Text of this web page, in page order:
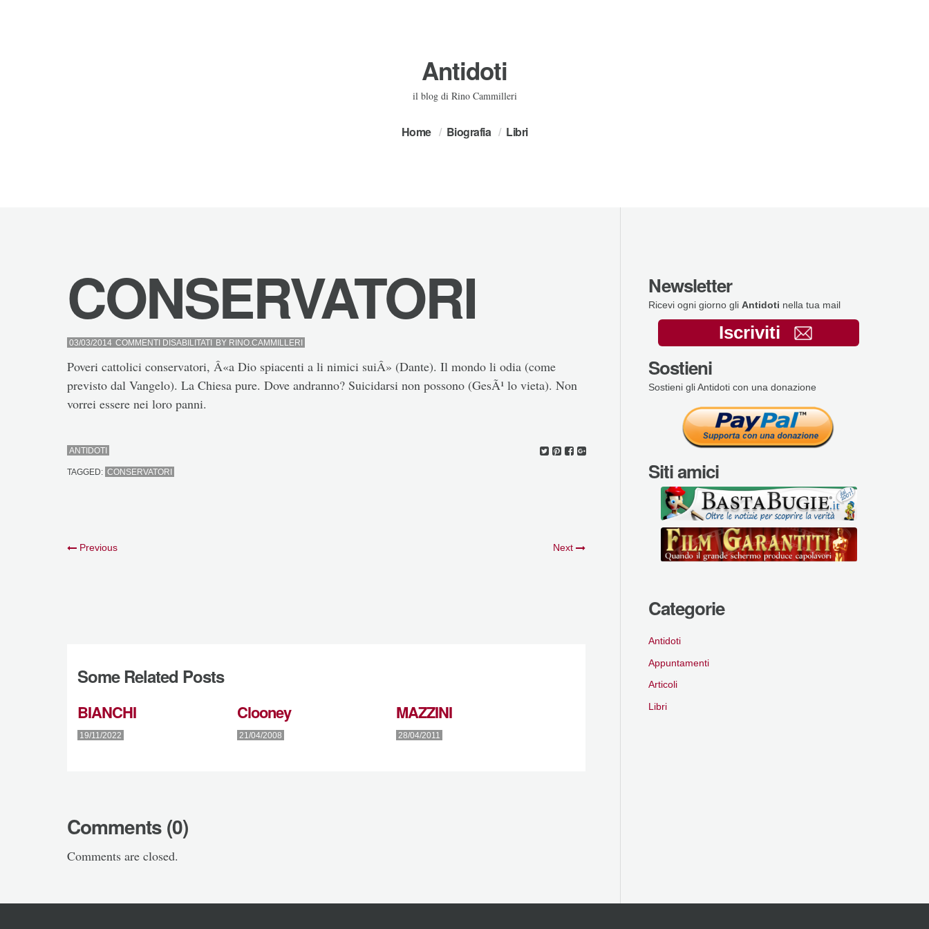
Antidoti
il blog di Rino Cammilleri
Home Biografia Libri
CONSERVATORI
03/03/2014 COMMENTI DISABILITATISUBY RINO.CAMMILLERI
Poveri cattolici conservatori, Â«a Dio spiacenti a li nimici suiÂ» (Dante). Il mondo li odia (come
previsto dal Vangelo). La Chiesa pure. Dove andranno? Suicidarsi non possono (GesÃ¹ lo vieta). Non
vorrei essere nei loro panni.
ANTIDOTI
TAGGED: CONSERVATORI
Previous Next
Some Related Posts
BIANCHI
19/11/2022
Clooney
21/04/2008
MAZZINI
28/04/2011
Comments (0)
Comments are closed.
Newsletter
Ricevi ogni giorno gli Antidoti nella tua mail
Iscriviti
Sostieni
Sostieni gli Antidoti con una donazione
Siti amici
Categorie
Antidoti
Appuntamenti
Articoli
Libri